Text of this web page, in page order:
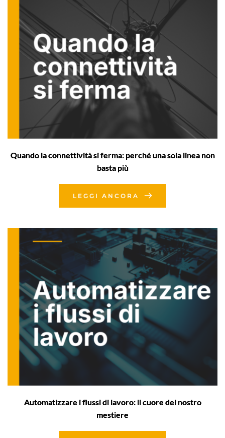
Quando la connettività si ferma: perché una sola linea non
basta più
LEGGI ANCORA
Automatizzare i flussi di lavoro: il cuore del nostro
mestiere